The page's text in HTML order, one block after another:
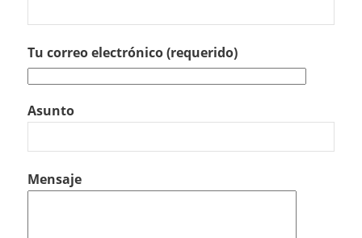
Tu correo electrónico (requerido)
Asunto
Mensaje